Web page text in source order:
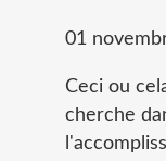
01
Ceci ou
cherche